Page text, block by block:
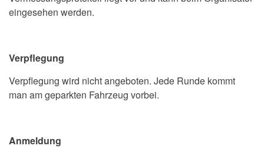
eingesehen werden.
Verpflegung
Verpflegung wird nicht angeboten. Jede Runde kommt
man am geparkten Fahrzeug vorbei.
Anmeldung